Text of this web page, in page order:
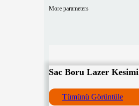
More parameters
Sac Boru Lazer Kesimi
Tümünü Görüntüle